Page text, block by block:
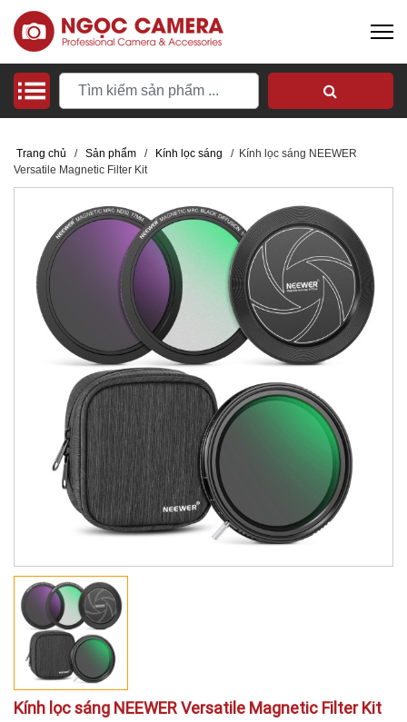
Trang chủ / Sản phẩm / Kính lọc sáng / Kính lọc sáng NEEWER
Versatile Magnetic Filter Kit
Kính lọc sáng NEEWER Versatile Magnetic Filter Kit